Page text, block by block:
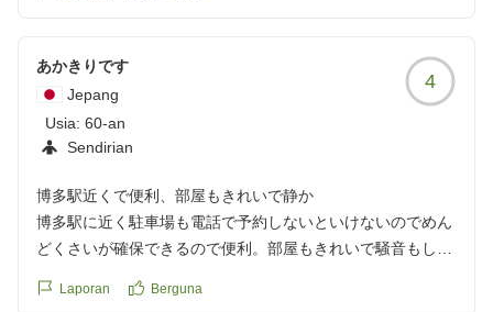
あかきりです
Jepang
Usia: 60-an
Sendirian
4
博多駅近くで便利、部屋もきれいで静か
博多駅に近く駐車場も電話で予約しないといけないのでめん
どくさいが確保できるので便利。部屋もきれいで騒音もしな
クチコミの詳細はこちらから
Laporan Berguna